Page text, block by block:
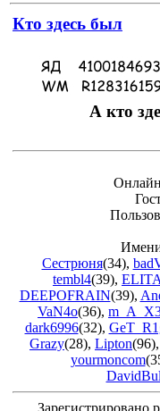
Кто здесь был
А кто
Сестрюня(34),
tembl4(39), ELITA
DEEPOFRAIN(39),
VaN4o(36),
dark6996(32),
Grazy(28), Lipton(96),
yourmoncom